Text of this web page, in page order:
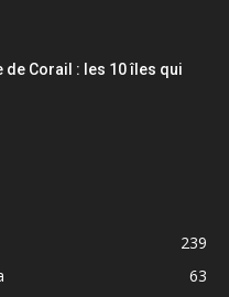
de Corail : les 10 îles qui
239
63